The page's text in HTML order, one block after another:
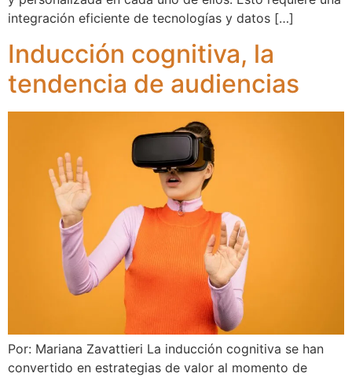
integración eficiente de tecnologías y datos […]
Inducción cognitiva, la
tendencia de audiencias
Por: Mariana Zavattieri La inducción cognitiva se han
convertido en estrategias de valor al momento de